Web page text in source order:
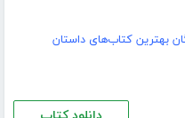
بهترین کتاب‌های داستان